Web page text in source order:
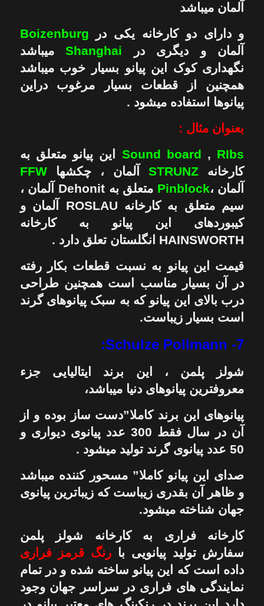
آلمان میباشد
و دارای دو کارخانه یکی در Boizenburg
آلمان و دیگری در Shanghaiمیباشد
نگهداری کوک این پیانو بسیار خوب میباشد
همچنین از قطعات بسیار مرغوب دراین
پیانوها استفاده میشود .
بعنوان مثال :
Sound board , RIbs
این پیانو متعلق به
کارخانه STRUNZآلمان ، چکشهاFFW
آلمان ،Pinblock
متعلق به Dehonit آلمان ،
سیم متعلق به کارخانه ROSLAU آلمان و
کیبوردهای این پیانو به کارخانه
HAINSWORTH انگلستان تعلق دارد .
قیمت این پیانو به نسبت قطعات بکار رفته
در آن بسیار مناسب است همچنین طراحی
درب بالای این پیانو که به سبک پیانوهای گرند
است بسیار زیباست.
7- Schulze Pollmann:
شولز پلمن ، این برند ایتالیایی جزء
معروفترین پیانوهای دنیا میباشد،
پیانوهای این برند کاملا”دست ساز بوده و از
آن در سال فقط 300 عدد پیانوی دیواری و
50 عدد پیانوی گرند تولید میشود .
صدای این پیانو کاملا” مسحور کننده میباشد
و ظاهر آن بقدری زیباست که زیباترین پیانوی
جهان شناخته میشود.
کارخانه فراری به کارخانه شولز پلمن
سفارش تولید پیانویی با رنگ قرمز فراری
داده است که این پیانو ساخته شده و در تمام
نمایندگی های فراری در سراسر جهان وجود